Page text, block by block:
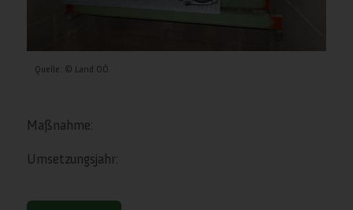
Quelle: © Land OÖ
Maßnahme:
Umsetzungsjahr: